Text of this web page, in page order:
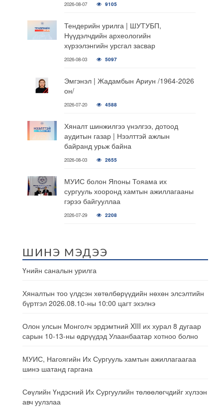
2026-08-07 9105
Тендерийн урилга | ШУТУБП,
Нүүдэлчдийн археологийн
хүрээлэнгийн урсгал засвар
2026-08-03 5097
Эмгэнэл | Жадамбын Ариун /1964-2026
он/
2026-07-20 4588
Хяналт шинжилгээ үнэлгээ, дотоод
аудитын газар | Нээлттэй ажлын
байранд урьж байна
2026-08-03 2655
МУИС болон Японы Тояама их
сургууль хооронд хамтын ажиллагааны
гэрээ байгууллаа
2026-07-29 2208
ШИНЭ МЭДЭЭ
Үнийн саналын урилга
Хяналтын тоо үлдсэн хөтөлбөрүүдийн нөхөн элсэлтийн
бүртгэл 2026.08.10-ны 10:00 цагт эхэлнэ
Олон улсын Монголч эрдэмтний XIII их хурал 8 дугаар
сарын 10-13-ны өдрүүдэд Улаанбаатар хотноо болно
МУИС, Нагоягийн Их Сургууль хамтын ажиллагаагаа
шинэ шатанд гаргана
Сөүлийн Үндэсний Их Сургуулийн төлөөлөгчдийг хүлээн
авч уулзлаа